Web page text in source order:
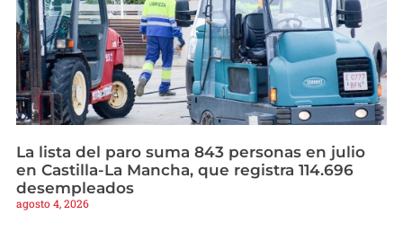
La lista del paro suma 843 personas en julio
en Castilla-La Mancha, que registra 114.696
desempleados
agosto 4, 2026